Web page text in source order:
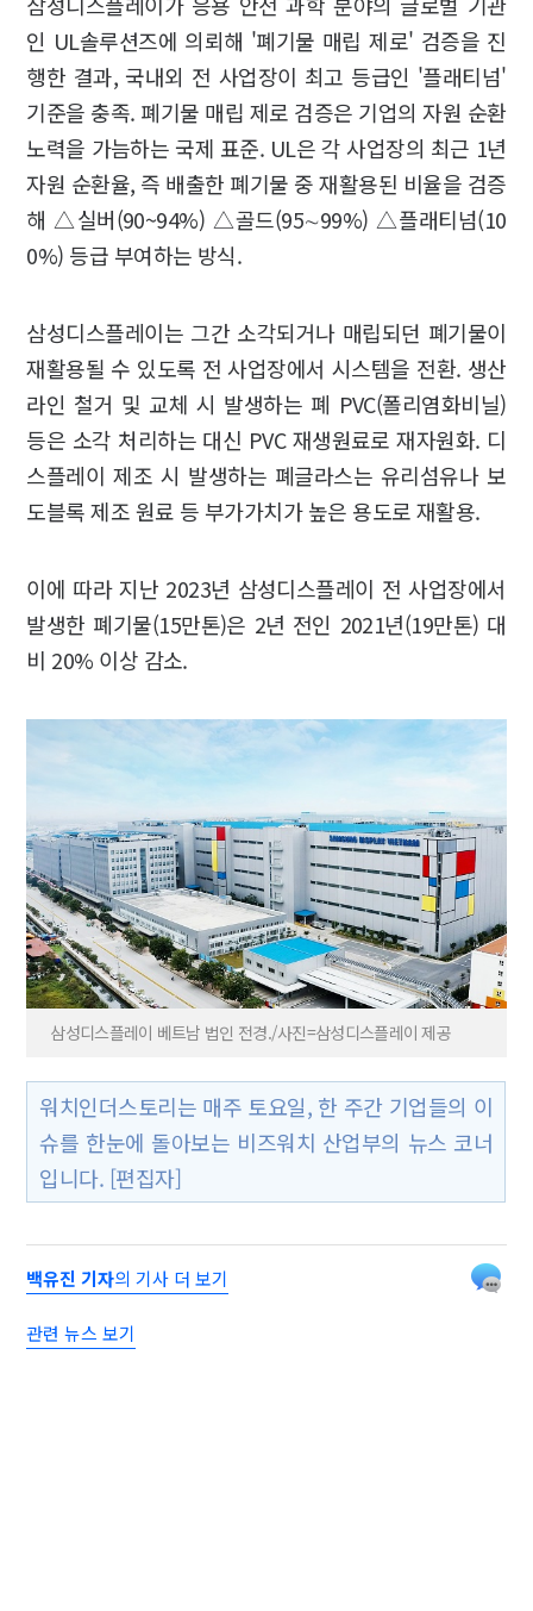
인 UL솔루션즈에 의뢰해 '폐기물 매립 제로' 검증을 진
행한 결과, 국내외 전 사업장이 최고 등급인 '플래티넘'
기준을 충족. 폐기물 매립 제로 검증은 기업의 자원 순환
노력을 가늠하는 국제 표준. UL은 각 사업장의 최근 1년
자원 순환율, 즉 배출한 폐기물 중 재활용된 비율을 검증
해 △실버(90~94%) △골드(95∼99%) △플래티넘(10
0%) 등급 부여하는 방식.
삼성디스플레이는 그간 소각되거나 매립되던 폐기물이
재활용될 수 있도록 전 사업장에서 시스템을 전환. 생산
라인 철거 및 교체 시 발생하는 폐 PVC(폴리염화비닐)
등은 소각 처리하는 대신 PVC 재생원료로 재자원화. 디
스플레이 제조 시 발생하는 폐글라스는 유리섬유나 보
도블록 제조 원료 등 부가가치가 높은 용도로 재활용.
이에 따라 지난 2023년 삼성디스플레이 전 사업장에서
발생한 폐기물(15만톤)은 2년 전인 2021년(19만톤) 대
비 20% 이상 감소.
삼성디스플레이 베트남 법인 전경./사진=삼성디스플레이 제공
워치인더스토리는 매주 토요일, 한 주간 기업들의 이
슈를 한눈에 돌아보는 비즈워치 산업부의 뉴스 코너
입니다. [편집자]
백유진 기자의 기사 더 보기
관련 뉴스 보기